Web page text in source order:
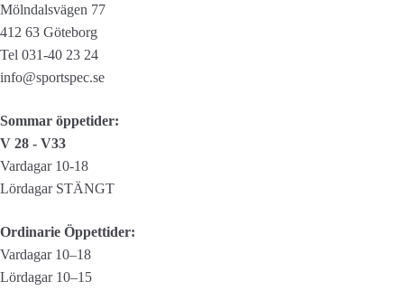
1
499,00 kr.
Mölndalsvägen 77
412 63 Göteborg
Tel 031-40 23 24
info@sportspec.se
Sommar öppetider:
V 28 - V33
Vardagar 10-18
Lördagar STÄNGT
Ordinarie Öppettider:
Vardagar 10–18
Lördagar 10–15